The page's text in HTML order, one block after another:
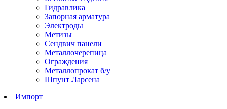
Гидравлика
Запорная арматура
Электроды
Метизы
Сендвич панели
Металлочерепица
Ограждения
Металлопрокат б/у
Шпунт Ларсена
Импорт